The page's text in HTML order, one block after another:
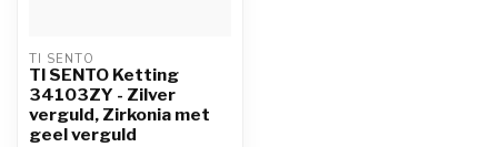
TI SENTO
TI SENTO Ketting
34103ZY - Zilver
verguld, Zirkonia met
geel verguld